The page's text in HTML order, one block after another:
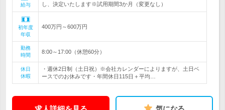
給与
し、決定いたします※試用期間3か月（変更なし）
初年度
年収
400万円～600万円
勤務
時間
8:00～17:00（休憩60分）
休日
休暇
・週休2日制（土日祝）※会社カレンダーによりますが、土日ベ
ースでのお休みです・年間休日115日＋平均…